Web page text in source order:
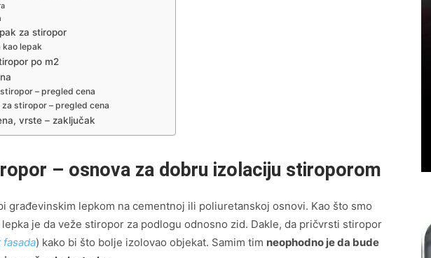
za stiropor
kao lepak
po m2
– pregled cena
stiropor – pregled cena
vrste – zaključak
– osnova za dobru izolaciju stiroporom
građevinskim lepkom na cementnoj ili poliuretanskoj osnovi. Kao što smo
je da veže stiropor za podlogu odnosno zid. Dakle, da pričvrsti stiropor
) kako bi što bolje izolovao objekat. Samim tim neophodno je da bude